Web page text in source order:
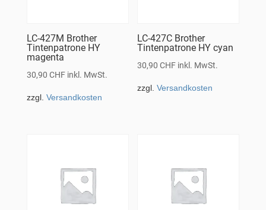
LC-427M Brother
Tintenpatrone HY
magenta
30,90 CHF inkl. MwSt.
zzgl. Versandkosten
LC-427C Brother
Tintenpatrone HY cyan
30,90CHF inkl. MwSt.
zzgl.Versandkosten